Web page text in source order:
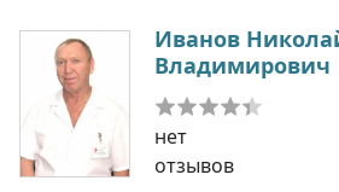
Иванов
Владимирович
нет
отзывов